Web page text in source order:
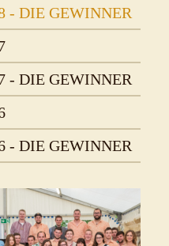
- DIE GEWINNER
- DIE GEWINNER
- DIE GEWINNER